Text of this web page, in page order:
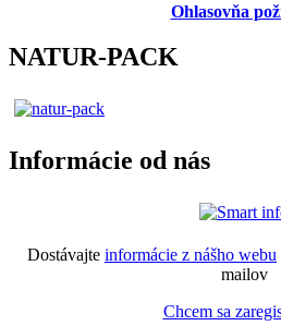
Ohlasovňa
NATUR-PACK
Informácie od nás
Dostávajte informácie z nášho webu
mailov
Chcem sa